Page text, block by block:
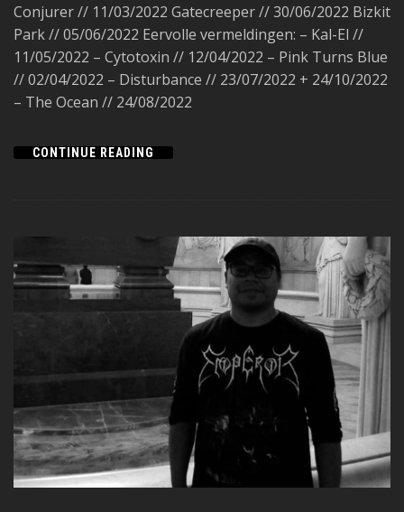
Conjurer // 11/03/2022 Gatecreeper // 30/06/2022 Bizkit
Park // 05/06/2022 Eervolle vermeldingen: – Kal-El //
11/05/2022 – Cytotoxin // 12/04/2022 – Pink Turns Blue
// 02/04/2022 – Disturbance // 23/07/2022 + 24/10/2022
– The Ocean // 24/08/2022
CONTINUE READING